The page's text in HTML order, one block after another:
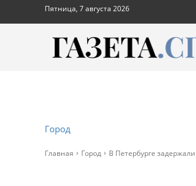
Пятница, 7 августа 2026
Город
Главная Город В Петербурге